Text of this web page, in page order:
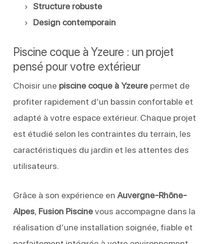
Structure robuste
Design contemporain
Piscine coque à Yzeure : un projet
pensé pour votre extérieur
Choisir une piscine coque à Yzeurepermet de
profiter rapidement d’un bassin confortable et
adapté à votre espace extérieur. Chaque projet
est étudié selon les contraintes du terrain, les
caractéristiques du jardin et les attentes des
utilisateurs.
Grâce à son expérience en Auvergne-Rhône-
Alpes, Fusion Piscinevous accompagne dans la
réalisation d’une installation soignée, fiable et